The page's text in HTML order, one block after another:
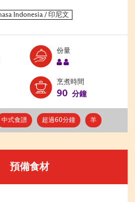
份量Serves:
烹煮時間
90 分鐘
中式食譜 超過60分鐘 羊
預備食材